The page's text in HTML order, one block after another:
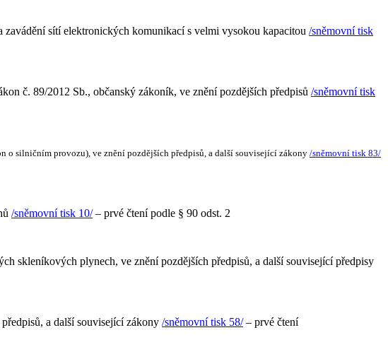
sítí elektronických komunikací s velmi vysokou kapacitou /sněmovní tisk
č. 89/2012 Sb., občanský zákoník, ve znění pozdějších předpisů /sněmovní tisk
o silničním provozu), ve znění pozdějších předpisů, a další související zákony /sněmovní tisk 83/
/sněmovní tisk 10/– prvé čtení podle § 90 odst. 2
skleníkových plynech, ve znění pozdějších předpisů, a další související předpisy
a další související zákony /sněmovní tisk 58/– prvé čtení